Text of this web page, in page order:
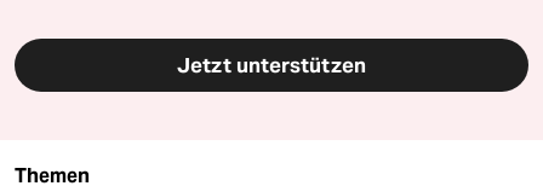
Jetzt unterstützen
Themen